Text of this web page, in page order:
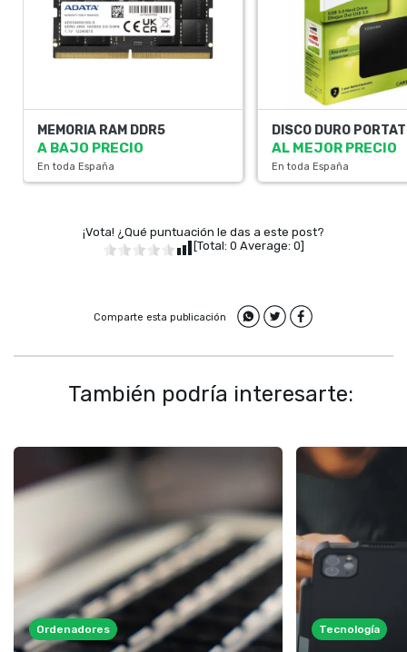
MEMORIA RAM DDR5
A BAJO PRECIO
En toda España
DISCO DURO
AL MEJOR PRECIO
En toda España
¡Vota! ¿Qué puntuación le das a este post?
[Total: 0 Average: 0]
Comparte esta publicación
También podría interesarte:
Ordenadores Tecnología